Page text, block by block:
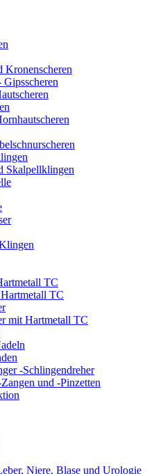
Kronenscheren
Gipsscheren
Skalpellklingen
TC
TC
mit Hartmetall TC
-Schlingendreher
und -Pinzetten
Niere, Blase und Urologie